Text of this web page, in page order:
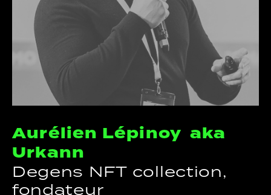
Aurélien Lépinoy aka
Urkann
Degens NFT collection,
fondateur